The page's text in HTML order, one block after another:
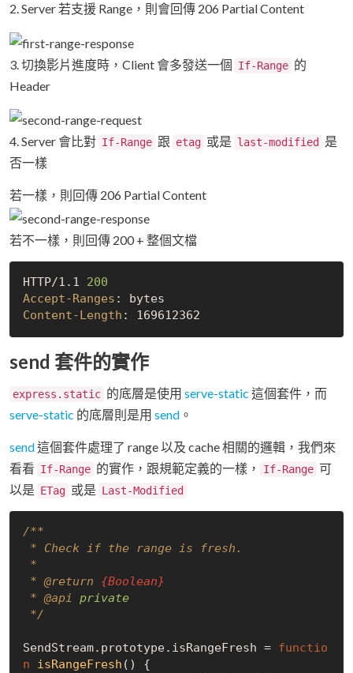
2. Server 若支援 Range，則會回傳 206 Partial Content
3. 切換影片進度時，Client 會多發送一個 If-Range 的
Header
4. Server 會比對 If-Range 跟 etag 或是 last-modified
是
否一樣
若一樣，則回傳 206 Partial Content
若不一樣，則回傳 200 + 整個文檔
HTTP/1.1 200
Accept-Ranges
Content-Length
send 套件的實作
express.static 的底層是使用 serve-static 這個套件，而
serve-static 的底層則是用 send 。
send這個套件處理了 range 以及 cache 相關的邏輯，我們來
看看 If-Range 的實作，跟規範定義的一樣， If-Range 可
以是 ETag 或是 Last-Modified
/**
* @return {Boolean}
* @api private
*/
SendStream.prototype.isRangeFresh = functio
n
isRangeFresh ( ) {